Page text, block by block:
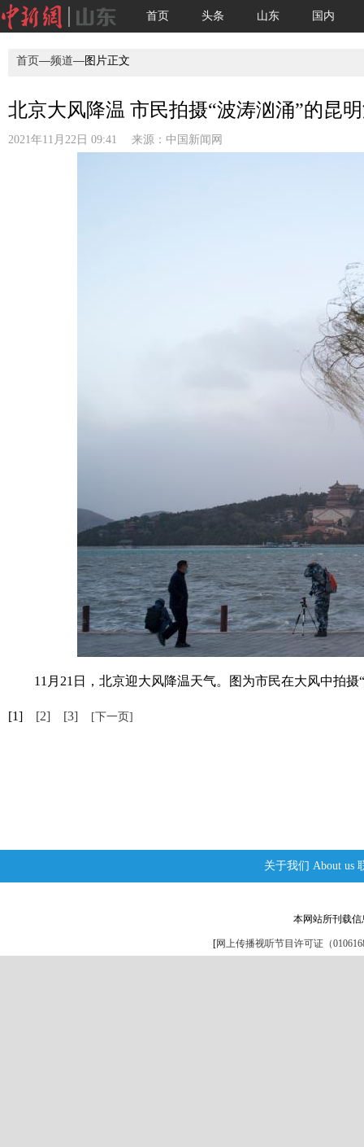
首页 头条 山东 国内
首页—频道—图片正文
北京大风降温 市民拍摄“波涛汹涌”的昆
2021年11月22日 09:41 来源： 中国新闻网
11月21日，北京迎大风降温天气。图为市民在大风中拍摄
[1] [2] [3] [下一页]
关于我们 About us
本网站所刊载
[网上传播视听节目许可证（